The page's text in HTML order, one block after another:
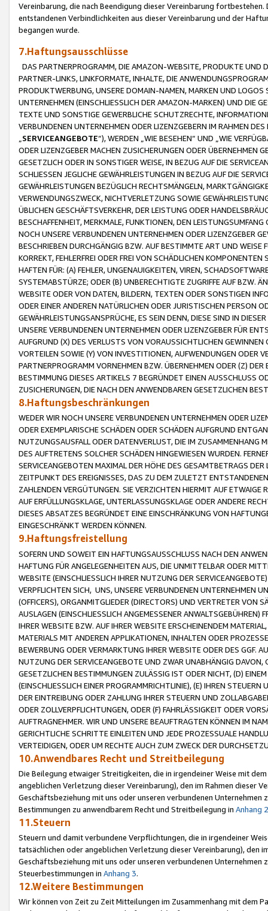
Vereinbarung, die nach Beendigung dieser Vereinbarung
entstandenen Verbindlichkeiten aus dieser Vereinbarung und der
begangen wurde.
7.Haftungsausschlüsse
DAS PARTNERPROGRAMM, DIE AMAZON-WEBSITE, PRODUKTE UND
PARTNER-LINKS, LINKFORMATE, INHALTE, DIE
PRODUKTWERBUNG, UNSERE DOMAIN-NAMEN, MARKEN UND
UNTERNEHMEN (EINSCHLIESSLICH DER AMAZON-MARKEN) UND DIE
TEXTE UND SONSTIGE GEWERBLICHE SCHUTZRECHTE,
VERBUNDENEN UNTERNEHMEN ODER LIZENZGEBERN IM RAHMEN
SERVICEANGEBOTE“), WERDEN „WIE BESEHEN“ UND „WIE
ODER LIZENZGEBER MACHEN ZUSICHERUNGEN ODER ÜBERNEHMEN
GESETZLICH ODER IN SONSTIGER WEISE, IN BEZUG AUF DIE
SCHLIESSEN JEGLICHE GEWÄHRLEISTUNGEN IN BEZUG AUF DIE
GEWÄHRLEISTUNGEN BEZÜGLICH RECHTSMÄNGELN,
VERWENDUNGSZWECK, NICHTVERLETZUNG SOWIE
ÜBLICHEN GESCHÄFTSVERKEHR, DER LEISTUNG ODER
BESCHAFFENHEIT, MERKMALE, FUNKTIONEN, DEN
NOCH UNSERE VERBUNDENEN UNTERNEHMEN ODER LIZENZGEBER
BESCHRIEBEN DURCHGÄNGIG BZW. AUF BESTIMMTE ART UND
KORREKT, FEHLERFREI ODER FREI VON SCHÄDLICHEN
HAFTEN FÜR: (A) FEHLER, UNGENAUIGKEITEN, VIREN,
SYSTEMABSTÜRZE; ODER (B) UNBERECHTIGTE ZUGRIFFE AUF BZW.
WEBSITE ODER VON DATEN, BILDERN, TEXTEN ODER SONSTIGEN
ODER EINER ANDEREN NATÜRLICHEN ODER JURISTISCHEN PERSON
GEWÄHRLEISTUNGSANSPRÜCHE, ES SEIN DENN, DIESE SIND IN
UNSERE VERBUNDENEN UNTERNEHMEN ODER LIZENZGEBER FÜR
AUFGRUND (X) DES VERLUSTS VON VORAUSSICHTLICHEN
VORTEILEN SOWIE (Y) VON INVESTITIONEN, AUFWENDUNGEN ODER
PARTNERPROGRAMM VORNEHMEN BZW. ÜBERNEHMEN ODER (Z)
BESTIMMUNG DIESES ARTIKELS 7 BEGRÜNDET EINEN AUSSCHLUSS
ZUSICHERUNGEN, DIE NACH DEN ANWENDBAREN GESETZLICHEN
8.Haftungsbeschränkungen
WEDER WIR NOCH UNSERE VERBUNDENEN UNTERNEHMEN ODER
ODER EXEMPLARISCHE SCHÄDEN ODER SCHÄDEN AUFGRUND
NUTZUNGSAUSFALL ODER DATENVERLUST, DIE IM ZUSAMMENHANG
DES AUFTRETENS SOLCHER SCHÄDEN HINGEWIESEN WURDEN.
SERVICEANGEBOTEN MAXIMAL DER HÖHE DES GESAMTBETRAGS
ZEITPUNKT DES EREIGNISSES, DAS ZU DEM ZULETZT
ZAHLENDEN VERGÜTUNGEN. SIE VERZICHTEN HIERMIT AUF
AUF ERFÜLLUNGSKLAGE, UNTERLASSUNGSKLAGE ODER ANDERE
DIESES ABSATZES BEGRÜNDET EINE EINSCHRÄNKUNG VON
EINGESCHRÄNKT WERDEN KÖNNEN.
9.Haftungsfreistellung
SOFERN UND SOWEIT EIN HAFTUNGSAUSSCHLUSS NACH DEN
HAFTUNG FÜR ANGELEGENHEITEN AUS, DIE UNMITTELBAR ODER
WEBSITE (EINSCHLIESSLICH IHRER NUTZUNG DER
VERPFLICHTEN SICH, UNS, UNSERE VERBUNDENEN UNTERNEHMEN
(OFFICERS), ORGANMITGLIEDER (DIRECTORS) UND VERTRETER VON
AUSLAGEN (EINSCHLIESSLICH ANGEMESSENER
IHRER WEBSITE BZW. AUF IHRER WEBSITE ERSCHEINENDEM
MATERIALS MIT ANDEREN APPLIKATIONEN, INHALTEN ODER
BEWERBUNG ODER VERMARKTUNG IHRER WEBSITE ODER DES GGF.
NUTZUNG DER SERVICEANGEBOTE UND ZWAR UNABHÄNGIG
GESETZLICHEN BESTIMMUNGEN ZULÄSSIG IST ODER NICHT, (D)
(EINSCHLIESSLICH EINER PROGRAMMRICHTLINIE), (E) IHREN
DER EINTREIBUNG ODER ZAHLUNG IHRER STEUERN UND
ODER ZOLLVERPFLICHTUNGEN, ODER (F) FAHRLÄSSIGKEIT ODER
AUFTRAGNEHMER. WIR UND UNSERE BEAUFTRAGTEN KÖNNEN IM
GERICHTLICHE SCHRITTE EINLEITEN UND JEDE PROZESSUALE
VERTEIDIGEN, ODER UM RECHTE AUCH ZUM ZWECK DER
10.Anwendbares Recht und Streitbeilegung
Die Beilegung etwaiger Streitigkeiten, die in irgendeiner Weise mit
angeblichen Verletzung dieser Vereinbarung), den im Rahmen dieser
Geschäftsbeziehung mit uns oder unseren verbundenen
Bestimmungen zu anwendbarem Recht und Streitbeilegung in Anhang 2
11.Steuern
Steuern und damit verbundene Verpflichtungen, die in irgendeiner
tatsächlichen oder angeblichen Verletzung dieser Vereinbarung), den
Geschäftsbeziehung mit uns oder unseren verbundenen
Steuerbestimmungen in Anhang 3.
12.Weitere Bestimmungen
Wir können von Zeit zu Zeit Mitteilungen im Zusammenhang mit dem